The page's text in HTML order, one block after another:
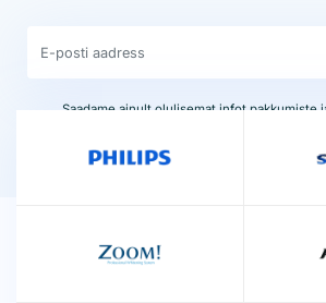
Saadame ainult olulisemat infot pakkumiste